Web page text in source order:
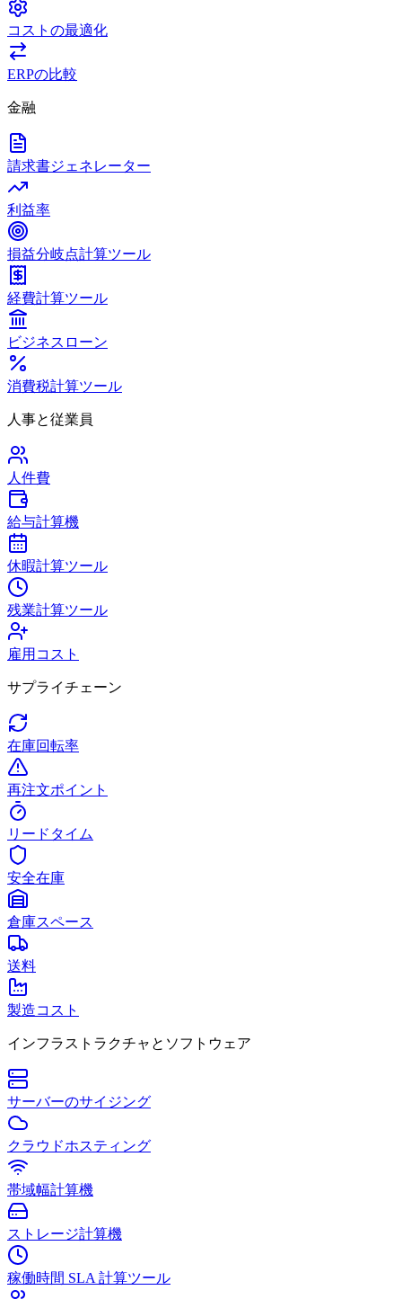
コストの最適化
ERPの比較
金融
請求書ジェネレーター
利益率
損益分岐点計算ツール
経費計算ツール
ビジネスローン
消費税計算ツール
人事と従業員
人件費
給与計算機
休暇計算ツール
残業計算ツール
雇用コスト
サプライチェーン
在庫回転率
再注文ポイント
リードタイム
安全在庫
倉庫スペース
送料
製造コスト
インフラストラクチャとソフトウェア
サーバーのサイジング
クラウドホスティング
帯域幅計算機
ストレージ計算機
稼働時間 SLA 計算ツール